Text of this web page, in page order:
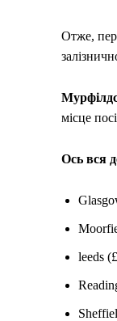
Отже,
місце
Ось вся
leeds